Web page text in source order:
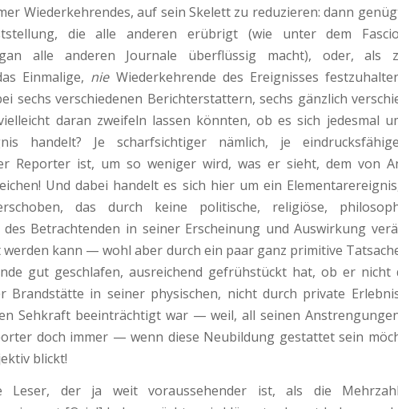
Wiederkehren­des, auf sein Skelett zu reduzieren: dann
die alle anderen erübrigt (wie unter dem
alle anderen Journale überflüssig macht), oder, als
Einmalige, nieWiederkehrende des Ereignisses
sechs verschiedenen Bericht­erstattern, sechs gänzlich
daran zweifeln lassen könnten, ob es sich jedesmal
handelt? Je scharfsichtiger nämlich, je
Reporter ist, um so weniger wird, was er sieht, dem von
Und dabei handelt es sich hier um ein
das durch keine politische, religiöse,
Betrachtenden in seiner Erscheinung und Auswirkung
werden kann — wohl aber durch ein paar ganz primitive
gut geschlafen, ausreichend gefrühstückt hat, ob er nicht
Brandstätte in seiner physischen, nicht durch private
Seh­kraft beeinträchtigt war — weil, all seinen
doch immer — wenn diese Neubildung gestattet sein
blickt!
Leser, der ja weit voraussehen­der ist, als die